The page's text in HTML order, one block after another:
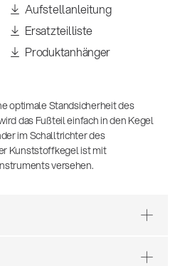
Ausbildung
Aufstellanleitung
Ersatzteilliste
Produktanhänger
optimale Standsicherheit des
das Fußteil einfach in den Kegel
im Schalltrichter des
Kunststoffkegel ist mit
versehen.